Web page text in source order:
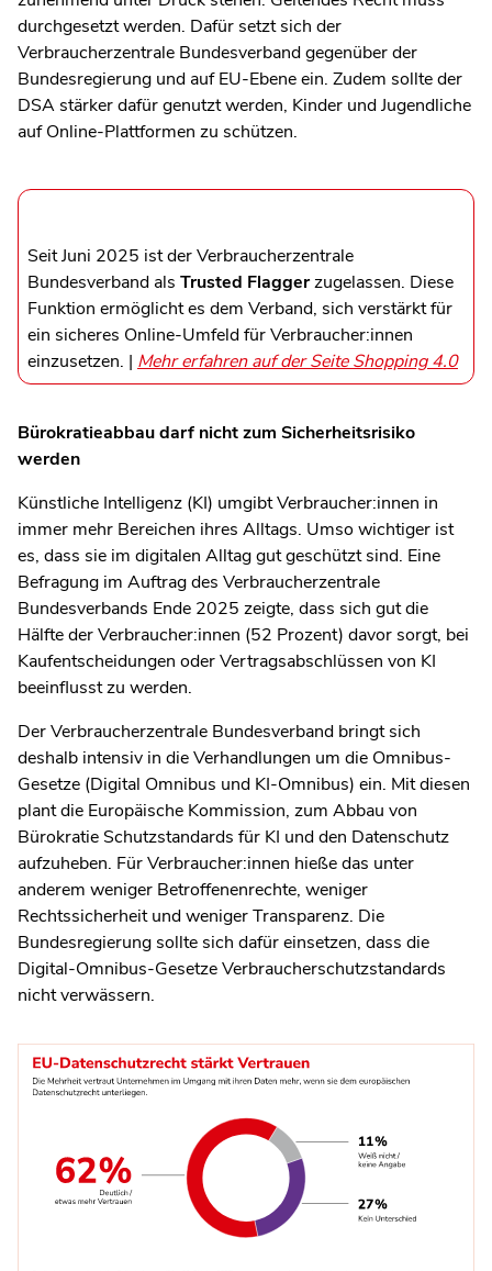
durchgesetzt werden. Dafür setzt sich der
Verbraucherzentrale Bundesverband gegenüber der
Bundesregierung und auf EU-Ebene ein. Zudem sollte der
DSA stärker dafür genutzt werden, Kinder und Jugendliche
auf Online-Plattformen zu schützen.
Seit Juni 2025 ist der Verbraucherzentrale
Bundesverband als Trusted Flaggerzugelassen. Diese
Funktion ermöglicht es dem Verband, sich verstärkt für
ein sicheres Online-Umfeld für Verbraucher:innen
einzusetzen. | Mehr erfahren auf der Seite Shopping 4.0
Bürokratieabbau darf nicht zum Sicherheitsrisiko
werden
Künstliche Intelligenz (KI) umgibt Verbraucher:innen in
immer mehr Bereichen ihres Alltags. Umso wichtiger ist
es, dass sie im digitalen Alltag gut geschützt sind. Eine
Befragung im Auftrag des Verbraucherzentrale
Bundesverbands Ende 2025 zeigte, dass sich gut die
Hälfte der Verbraucher:innen (52 Prozent) davor sorgt, bei
Kaufentscheidungen oder Vertragsabschlüssen von KI
beeinflusst zu werden.
Der Verbraucherzentrale Bundesverband bringt sich
deshalb intensiv in die Verhandlungen um die Omnibus-
Gesetze (Digital Omnibus und KI-Omnibus) ein. Mit diesen
plant die Europäische Kommission, zum Abbau von
Bürokratie Schutzstandards für KI und den Datenschutz
aufzuheben. Für Verbraucher:innen hieße das unter
anderem weniger Betroffenenrechte, weniger
Rechtssicherheit und weniger Transparenz. Die
Bundesregierung sollte sich dafür einsetzen, dass die
Digital-Omnibus-Gesetze Verbraucherschutzstandards
nicht verwässern.